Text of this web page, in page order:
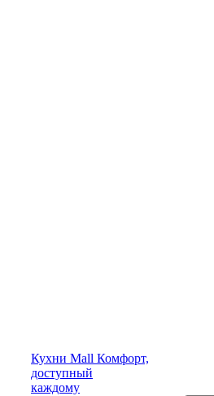
Кухни Mall Комфорт,
доступный
каждому